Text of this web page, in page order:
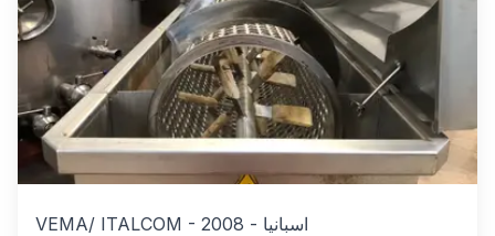
VEMA/ ITALCOM - 2008 - اسبانيا